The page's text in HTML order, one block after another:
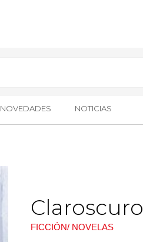
NOVEDADES NOTICIAS
Claroscuro
FICCIÓN/ NOVELAS